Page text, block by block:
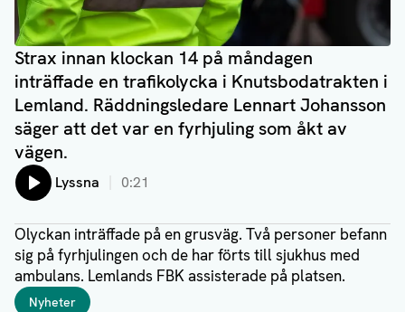
Strax innan klockan 14 på måndagen
inträffade en trafikolycka i Knutsbodatrakten i
Lemland. Räddningsledare Lennart Johansson
säger att det var en fyrhjuling som åkt av
vägen.
Lyssna 0:21
Olyckan inträffade på en grusväg. Två personer befann
sig på fyrhjulingen och de har förts till sjukhus med
ambulans. Lemlands FBK assisterade på platsen.
Taggar
Nyheter